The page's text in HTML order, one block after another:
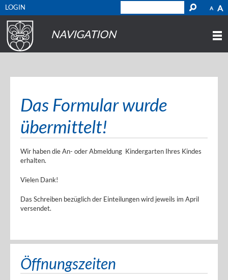
A A
LOGIN
NAVIGATION
Das Formular wurde
übermittelt!
Wir haben die An- oder Abmeldung Kindergarten Ihres Kindes
erhalten.
Vielen Dank!
Das Schreiben bezüglich der Einteilungen wird jeweils im April
versendet.
Öffnungszeiten